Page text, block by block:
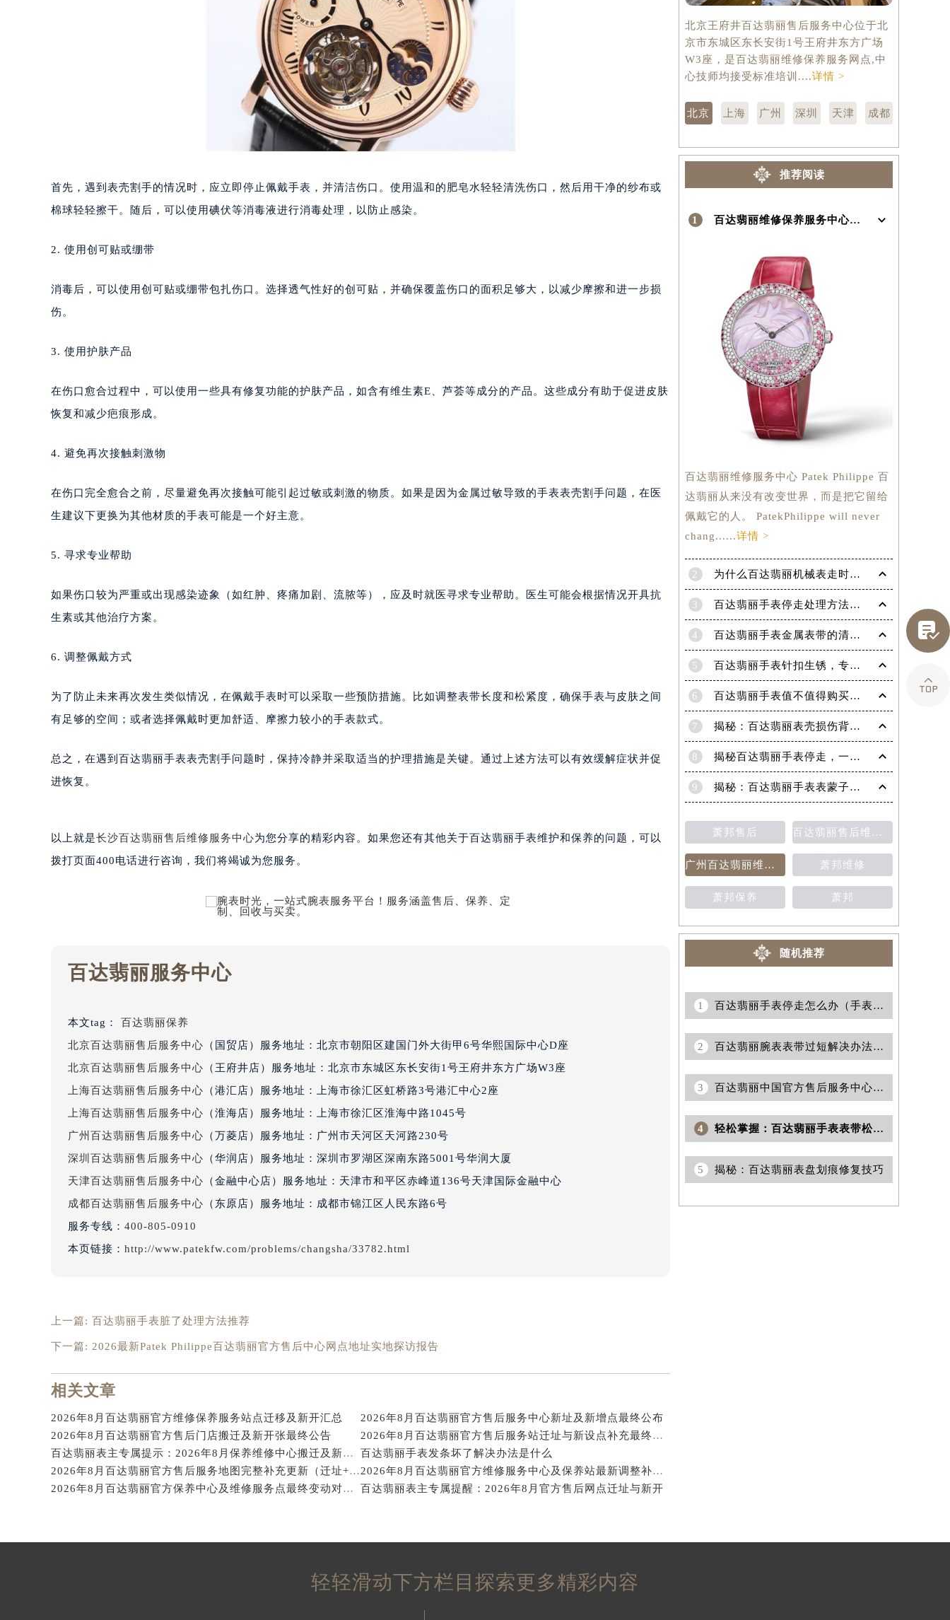
郑州市二七区铭功路10号华润大厦写字楼29层2905室（需提前预约）
太原市迎泽区解放路15号亨得利名表服务中心（品牌授权店）3层整层（需提前预约）
沈阳市沈河区中街路137号亨得利名表服务中心（品牌授权店）1层整层（需提前预约）
沈阳市沈河区中街路83号亨得利名表服务中心（品牌授权店）1层整层（需提前预约）
乌鲁木齐市天山区红山路26号时代广场（CCMALL）C座17层17-B（需提前预约）
温州市鹿城区锦绣路1067号置信广场10层1015室（需提前预约）
哈尔滨市道里区友谊西路600号富力中心T2座写字楼29层03室（需提前预约）
大连市中山区人民路15号国际金融大厦7层G室（需提前预约）
东莞市东城街道鸿福东路1号民盈国贸中心T1写字楼9层907室（需提前预约）
无锡市梁溪区人民中路139号恒隆广场写字楼1座11层1104室（需提前预约）
苏州市苏州工业园区星港街199号苏州中心办公楼C座22层08室（需提前预约）
南宁市青秀区金湖路59号地王大厦12楼1224室（需提前预约）
昆明市盘龙区北京路928号同德昆明广场写字楼10层06室（需提前预约）
西安市碑林区南关正街88号华侨城长安国际中心E座6楼10室（需提前预约）
唐山市路南区新华东道100号万达广场写字楼A座10层1002室（需提前预约）
台州市椒江区东海大道1800号腾达中心东1幢20楼2002室（需提前预约）
黑龙江省大庆市萨尔图区会战大街百达翡丽售后服务中心（需提前预约）
黑龙江省鹤岗市向阳区红军路百达翡丽售后服务中心（需提前预约）
黑龙江省鸡西市鸡冠区红军路百达翡丽售后服务中心（需提前预约）
黑龙江省牡丹江市东安区太平路百达翡丽售后服务中心（需提前预约）
黑龙江省七台河市桃山区大同街百达翡丽售后服务中心（需提前预约）
黑龙江省双鸭山市尖山区新兴大街百达翡丽售后服务中心（需提前预约）
吉林省白山市浑江区浑江大街百达翡丽售后服务中心（需提前预约）
吉林省吉林市船营区河南街百达翡丽售后服务中心（需提前预约）
吉林省梅河口市新华街道梅河大街百达翡丽售后服务中心（需提前预约）
吉林省四平市铁东区紫气大路与南九经街交汇处百达翡丽售后服务中心（需提前预约）
吉林省延边市延吉市解放路百达翡丽售后服务中心（需提前预约）
辽宁省本溪市平山区胜利路百达翡丽售后服务中心（需提前预约）
辽宁省抚顺市新抚区东一路百达翡丽售后服务中心（需提前预约）
辽宁省阜新市海州区解放大街百达翡丽售后服务中心（需提前预约）
辽宁省葫芦岛市连山区中央路百达翡丽售后服务中心（需提前预约）
辽宁省锦州市古塔区中央大街百达翡丽售后服务中心（需提前预约）
辽宁省辽阳市白塔区新运大街百达翡丽售后服务中心（需提前预约）
辽宁省盘锦市兴隆台区石油大街百达翡丽售后服务中心（需提前预约）
辽宁省沈阳市沈河区中街路83号亨得利名表维修授权店1楼百达翡丽售后服务中心（需提前预约）
河北省保定市竞秀区朝阳北大街北国先天下百达翡丽售后服务中心（需提前预约）
内蒙古自治区巴彦淖尔市临河区新华街百达翡丽售后服务中心（需提前预约）
内蒙古自治区包头市青山区幸福路甲3号王府井百货名表维修百达翡丽售后服务中心（需提前预约）
内蒙古自治区鄂尔多斯市东胜区伊金霍洛街百达翡丽售后服务中心（需提前预约）
内蒙古自治区呼伦贝尔市海拉尔区中央街百达翡丽售后服务中心（需提前预约）
内蒙古自治区通辽市科尔沁区明仁大街百达翡丽售后服务中心（需提前预约）
内蒙古自治区乌海市海勃湾区人民南路百达翡丽售后服务中心（需提前预约）
内蒙古自治区乌兰察布市集宁区恩和大街百达翡丽售后服务中心（需提前预约）
山西省晋城市城区黄华街百达翡丽售后服务中心（需提前预约）
山西省晋中市榆次区顺城街百达翡丽售后服务中心（需提前预约）
山西省临汾市尧都区解放路百达翡丽售后服务中心（需提前预约）
首先，遇到表壳割手的情况时，应立即停止佩戴手表，并清洁伤口。使用温和的肥皂水轻轻清洗伤口，然后用干净的纱布或
棉球轻轻擦干。随后，可以使用碘伏等消毒液进行消毒处理，以防止感染。
2. 使用创可贴或绷带
消毒后，可以使用创可贴或绷带包扎伤口。选择透气性好的创可贴，并确保覆盖伤口的面积足够大，以减少摩擦和进一步损
伤。
3. 使用护肤产品
在伤口愈合过程中，可以使用一些具有修复功能的护肤产品，如含有维生素E、芦荟等成分的产品。这些成分有助于促进皮肤
恢复和减少疤痕形成。
4. 避免再次接触刺激物
在伤口完全愈合之前，尽量避免再次接触可能引起过敏或刺激的物质。如果是因为金属过敏导致的手表表壳割手问题，在医
生建议下更换为其他材质的手表可能是一个好主意。
5. 寻求专业帮助
如果伤口较为严重或出现感染迹象（如红肿、疼痛加剧、流脓等），应及时就医寻求专业帮助。医生可能会根据情况开具抗
生素或其他治疗方案。
6. 调整佩戴方式
为了防止未来再次发生类似情况，在佩戴手表时可以采取一些预防措施。比如调整表带长度和松紧度，确保手表与皮肤之间
有足够的空间；或者选择佩戴时更加舒适、摩擦力较小的手表款式。
总之，在遇到百达翡丽手表表壳割手问题时，保持冷静并采取适当的护理措施是关键。通过上述方法可以有效缓解症状并促
进恢复。
以上就是长沙百达翡丽售后维修服务中心为您分享的精彩内容。如果您还有其他关于百达翡丽手表维护和保养的问题，可以
拨打页面400电话进行咨询，我们将竭诚为您服务。
百达翡丽服务中心
本文tag： 百达翡丽保养
北京百达翡丽售后服务中心 （国贸店）服务地址：北京市朝阳区建国门外大街甲6号华熙国际中心D座
北京百达翡丽售后服务中心 （王府井店）服务地址：北京市东城区东长安街1号王府井东方广场W3座
上海百达翡丽售后服务中心 （港汇店）服务地址：上海市徐汇区虹桥路3号港汇中心2座
上海百达翡丽售后服务中心 （淮海店）服务地址：上海市徐汇区淮海中路1045号
广州百达翡丽售后服务中心 （万菱店）服务地址：广州市天河区天河路230号
深圳百达翡丽售后服务中心 （华润店）服务地址：深圳市罗湖区深南东路5001号华润大厦
天津百达翡丽售后服务中心 （金融中心店）服务地址：天津市和平区赤峰道136号天津国际金融中心
成都百达翡丽售后服务中心 （东原店）服务地址：成都市锦江区人民东路6号
服务专线： 400-805-0910
本页链接： http://www.patekfw.com/problems/changsha/33782.html
上一篇: 百达翡丽手表脏了处理方法推荐
下一篇: 2026最新Patek Philippe百达翡丽官方售后中心网点地址实地探访报告
相关文章
2026年8月百达翡丽官方维修保养服务站点迁移及新开汇总
2026年8月百达翡丽官方售后服务中心新址及新增点最终公布
2026年8月百达翡丽官方售后门店搬迁及新开张最终公告
2026年8月百达翡丽官方售后服务站迁址与新设点补充最终公示
百达翡丽表主专属提示：2026年8月保养维修中心搬迁及新增事项
百达翡丽手表发条坏了解决办法是什么
2026年8月百达翡丽官方售后服务地图完整补充更新（迁址+增设）
2026年8月百达翡丽官方维修服务中心及保养站最新调整补充最终明细公示
2026年8月百达翡丽官方保养中心及维修服务点最终变动对照表最终确认
百达翡丽表主专属提醒：2026年8月官方售后网点迁址与新开
北京王府井百达翡丽售后服务中心位于北
京市东城区东长安街1号王府井东方广场
W3座，是百达翡丽维修保养服务网点,中
心技师均接受标准培训....详情 >
北京 上海 广州 深圳 天津 成都
推荐阅读
1 百达翡丽维修保养服务中心介绍 | Patek Philippe
百达翡丽维修服务中心 Patek Philippe 百
达翡丽从来没有改变世界，而是把它留给
佩戴它的人。 PatekPhilippe will never
chang......详情 >
2 为什么百达翡丽机械表走时会出现误差呢？
3 百达翡丽手表停走处理方法（手表停走维修）
4 百达翡丽手表金属表带的清洗方法有哪些？（金属表带的清洗）
5 百达翡丽手表针扣生锈，专业处理更安全
6 百达翡丽手表值不值得购买（名表投资与收藏指南）
7 揭秘：百达翡丽表壳损伤背后的故事
8 揭秘百达翡丽手表停走，一文教你轻松恢复活力！
9 揭秘：百达翡丽手表表蒙子破损修复指南，让爱表重焕光彩！
萧邦售后 百达翡丽售后维修保养费用价目表
广州百达翡丽维修保养售后中心 萧邦维修
萧邦保养 萧邦
随机推荐
1 百达翡丽手表停走怎么办（手表停走维修）
2 百达翡丽腕表表带过短解决办法推荐
3 百达翡丽中国官方售后服务中心｜全新服务热线及完整地址权威信息声明（2026年6月最新）
4 轻松掌握：百达翡丽手表表带松紧调节指南
5 揭秘：百达翡丽表盘划痕修复技巧
轻轻滑动下方栏目探索更多精彩内容

